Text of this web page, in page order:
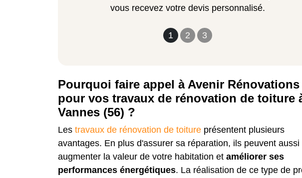
1 2 3
vous recevez votre devis personnalisé.
Pourquoi faire appel à Avenir Rénovations
pour vos travaux de rénovation de toiture
Vannes (56) ?
Les travaux de rénovation de toiture présentent plusieurs
avantages. En plus d'assurer sa réparation, ils peuvent aussi
augmenter la valeur de votre habitation et améliorer ses
performances énergétiques. La réalisation de ce type de